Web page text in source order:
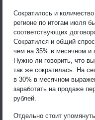
Сократилось и
регионе по итогам июля
соответствующих
Сократился и общий
чем на 35% в месячном и
Нужно ли говорить, что
так же сократилась. На
в 30% в месячном
заработать на продаже
рублей.
Отдельно стоит